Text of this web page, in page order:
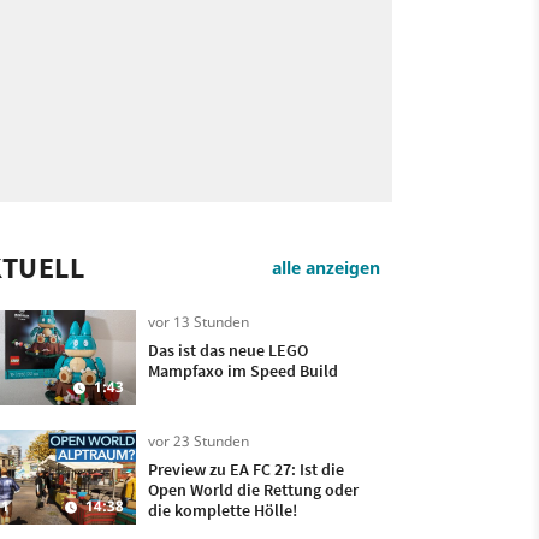
alle anzeigen
1:43
vor 13 Stunden
Das ist das neue LEGO
Mampfaxo im Speed Build
14:38
vor 23 Stunden
Preview zu EA FC 27: Ist die
Open World die Rettung oder
die komplette Hölle!